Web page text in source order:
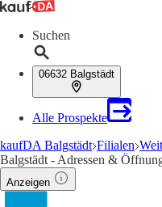
Suchen
06632 Balgstädt
Alle Prospekte
kaufDA Balgstädt Filialen
Balgstädt - Adressen &
Anzeigen